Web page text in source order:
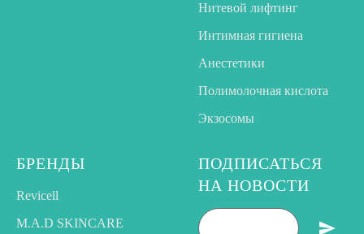
Нитевой лифтинг
Интимная гигиена
Анестетики
Полимолочная кислота
Экзосомы
БРЕНДЫ
Revicell
M.A.D SKINCARE
ПОДПИСАТЬСЯ
НА НОВОСТИ